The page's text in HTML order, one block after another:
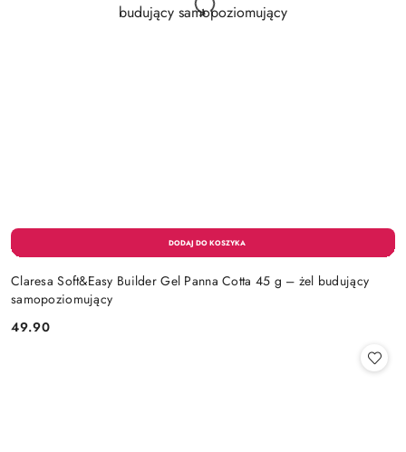
Claresa Soft&Easy Builder Gel Panna Cotta 45 g – żel budujący
samopoziomujący
Cena:
49.90